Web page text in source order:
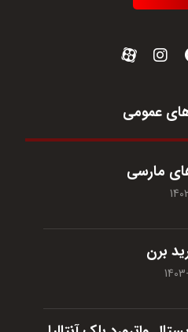
عمومی
مارسی
برن